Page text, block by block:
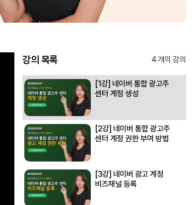
강의 목록 4 개의 강의
[1강] 네이버 통합 광고주
센터 계정 생성
[2강] 네이버 통합 광고주
센터 계정 권한 부여 방법
[3강] 네이버 광고 계정
비즈채널 등록